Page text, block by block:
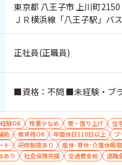
東京都 八王子市 上川町2150
ＪＲ横浜線「八王子駅」バ
正社員(正職員)
■資格：不問 ■未経験・ブ
験OK 残業少なめ 寮・借り上げ
住
助
無資格OK 年間休日110日以上
ト
研修制度あり
産休･育休･介護休暇
あり
社会保険完備 交通費支給 退職